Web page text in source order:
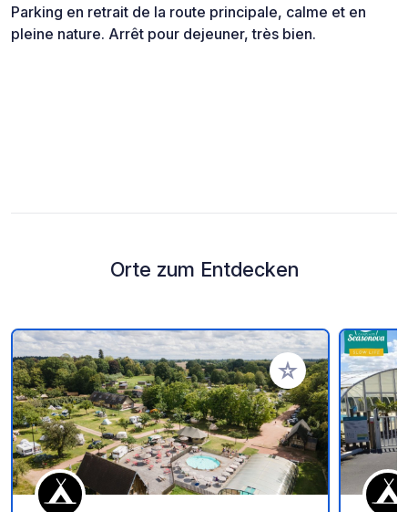
Parking en retrait de la route principale, calme et en
pleine nature. Arrêt pour dejeuner, très bien.
Orte zum Entdecken
Zu Ihren Favoriten